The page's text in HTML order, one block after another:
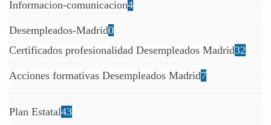
Informacion-comunicacion4
Desempleados-Madrid0
Certificados profesionalidad Desempleados Madrid32
Acciones formativas Desempleados Madrid7
Plan Estatal43